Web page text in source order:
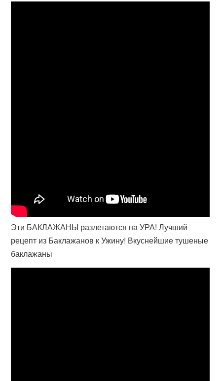
Эти БАКЛАЖАНЫ разлетаются на УРА! Лучший
рецепт из Баклажанов к Ужину! Вкуснейшие тушеные
баклажаны